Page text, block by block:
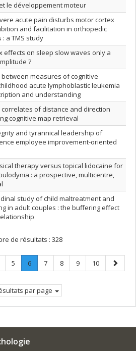
le développement moteur
acute pain disturbs motor cortex
and facilitation in orthopedic
a TMS study
effects on sleep slow waves only a
?
measures of cognitive
acute lymphoblastic leukemia
and understanding
of distance and direction
cognitive map retrieval
and tyrannical leadership of
employee improvement-oriented
therapy versus topical lidocaine for
: a prospective, multicentre,
study of child maltreatment and
in adult couples : the buffering effect
de résultats : 328
Page
5 Page
6.
Page
Page
7 Page
8 Page
9 Page
10
Page
par page